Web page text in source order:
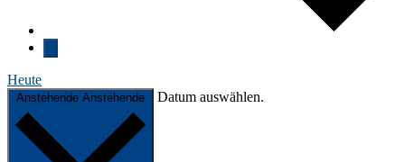
Heute
Anstehende Anstehende Datum auswählen.